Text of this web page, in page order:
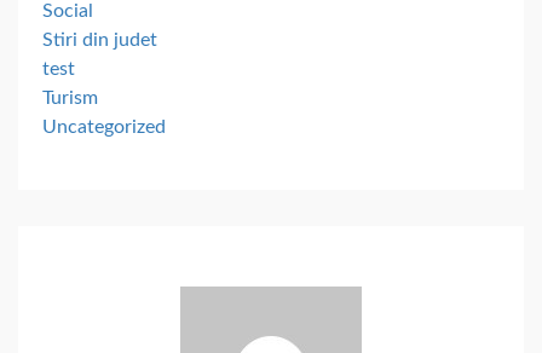
Social
Stiri din judet
test
Turism
Uncategorized